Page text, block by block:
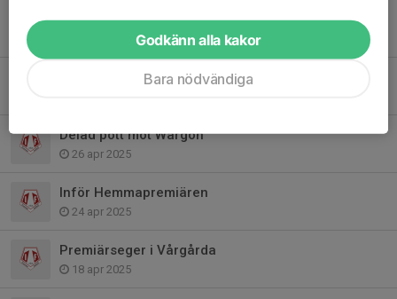
En Pinne i Trollhättan
Inför Trollhättan BoIS
Delad pott mot Wargön
26 apr 2025
Inför Hemmapremiären
24 apr 2025
Premiärseger i Vårgårda
18 apr 2025
Godkänn alla kakor
Bara nödvändiga